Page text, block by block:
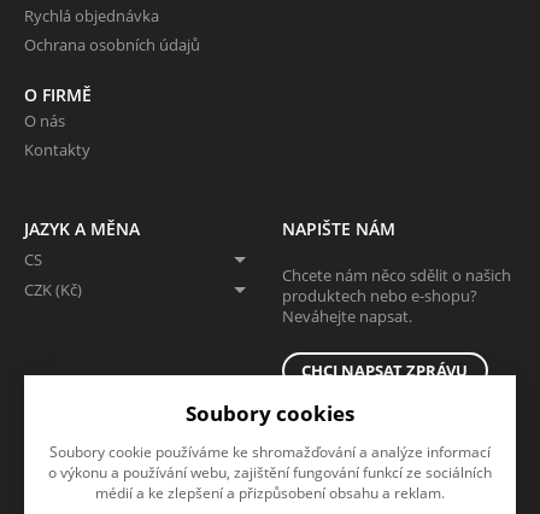
Rychlá objednávka
Ochrana osobních údajů
O FIRMĚ
O nás
Kontakty
JAZYK A MĚNA
CS
CZK (Kč)
NAPIŠTE NÁM
Chcete nám něco sdělit o našich
produktech nebo e-shopu?
Neváhejte napsat.
CHCI NAPSAT ZPRÁVU
Soubory cookies
Soubory cookie používáme ke shromažďování a analýze informací
o výkonu a používání webu, zajištění fungování funkcí ze sociálních
médií a ke zlepšení a přizpůsobení obsahu a reklam.